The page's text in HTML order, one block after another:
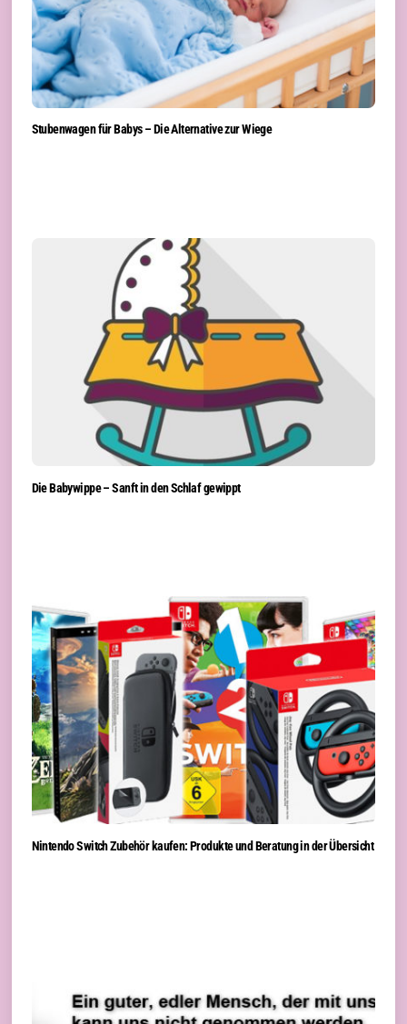
Stubenwagen für Babys – Die Alternative zur Wiege
Die Babywippe – Sanft in den Schlaf gewippt
Nintendo Switch Zubehör kaufen: Produkte und Beratung in der Übersicht